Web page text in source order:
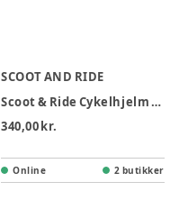
SCOOT AND RIDE
Scoot & Ride Cykelhjelm S/M - Steel
340,00 kr.
Online 2 butikker